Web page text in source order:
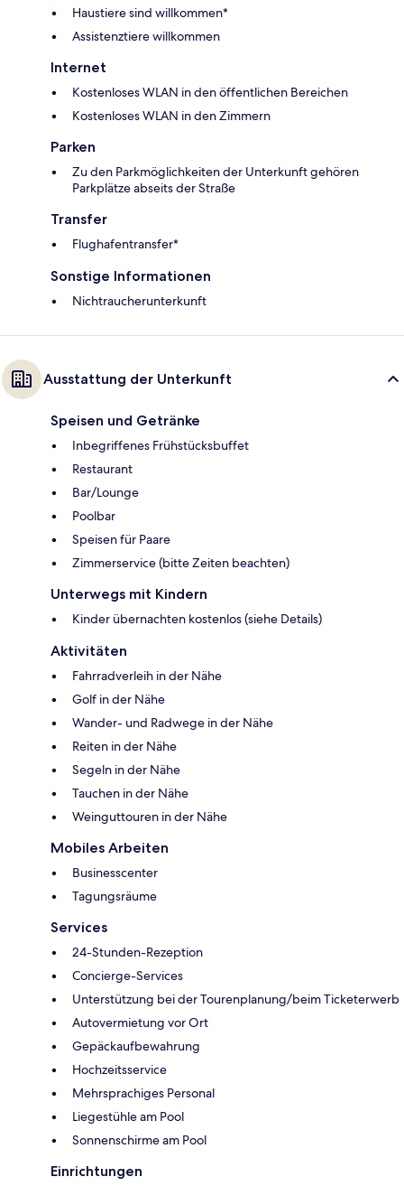
Haustiere sind willkommen*
Assistenztiere willkommen
Internet
Kostenloses WLAN in den öffentlichen Bereichen
Kostenloses WLAN in den Zimmern
Parken
Zu den Parkmöglichkeiten der Unterkunft gehören
Parkplätze abseits der Straße
Transfer
Flughafentransfer*
Sonstige Informationen
Nichtraucherunterkunft
Ausstattung der Unterkunft
Speisen und Getränke
Inbegriffenes Frühstücksbuffet
Restaurant
Bar/Lounge
Poolbar
Speisen für Paare
Zimmerservice (bitte Zeiten beachten)
Unterwegs mit Kindern
Kinder übernachten kostenlos (siehe Details)
Aktivitäten
Fahrradverleih in der Nähe
Golf in der Nähe
Wander- und Radwege in der Nähe
Reiten in der Nähe
Segeln in der Nähe
Tauchen in der Nähe
Weinguttouren in der Nähe
Mobiles Arbeiten
Businesscenter
Tagungsräume
Services
24-Stunden-Rezeption
Concierge-Services
Unterstützung bei der Tourenplanung/beim Ticketerwerb
Autovermietung vor Ort
Gepäckaufbewahrung
Hochzeitsservice
Mehrsprachiges Personal
Liegestühle am Pool
Sonnenschirme am Pool
Einrichtungen